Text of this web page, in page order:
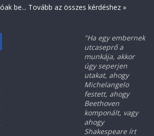
be... Tovább az összes kérdéshez »
"Ha egy embernek
utcaseprő a
munkája, akkor
úgy seperjen
utakat, ahogy
Michelangelo
festett, ahogy
Beethoven
komponált, vagy
ahogy
Shakespeare írt